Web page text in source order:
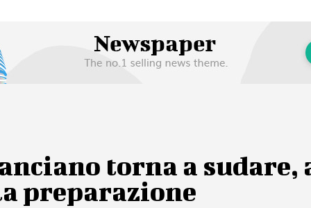
torna a sudare,
preparazione